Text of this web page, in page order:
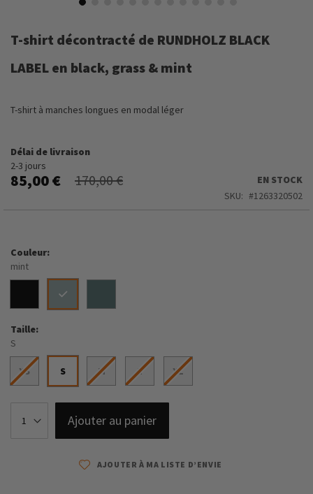
the
of
gallery
T-shirt décontracté de RUNDHOLZ BLACK
LABEL en black, grass & mint
T-shirt à manches longues en modal léger
Délai de livraison
2-3 jours
85,00 € 170,00 €
EN STOCK
SKU
1263320502
Couleur
mint
Taille
S
XS S M L XL
Ajouter au panier
AJOUTER À MA LISTE D’ENVIE